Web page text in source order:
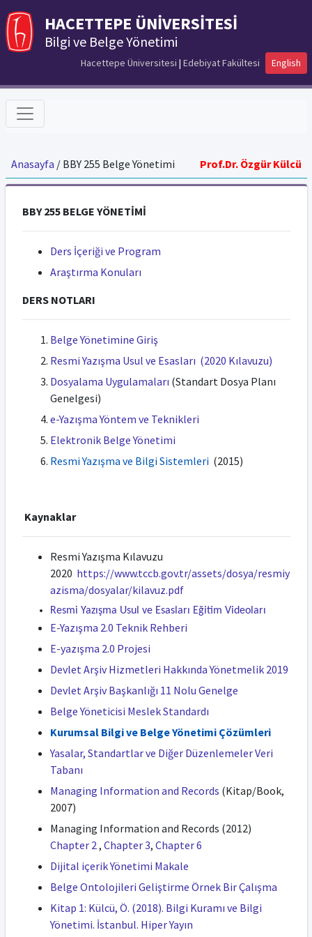
HACETTEPE ÜNİVERSİTESİ
Bilgi ve Belge Yönetimi
Hacettepe Üniversitesi | Edebiyat Fakültesi English
Anasayfa / BBY 255 Belge Yönetimi Prof.Dr. Özgür Külcü
BBY 255 BELGE YÖNETİMİ
Ders İçeriği ve Program
Araştırma Konuları
DERS NOTLARI
Belge Yönetimine Giriş
Resmi Yazışma Usul ve Esasları (2020 Kılavuzu)
Dosyalama Uygulamaları (Standart Dosya Planı
Genelgesi)
e-Yazışma Yöntem ve Teknikleri
Elektronik Belge Yönetimi
Resmi Yazışma ve Bilgi Sistemleri(2015)
Kaynaklar
Resmi Yazışma Kılavuzu
2020 https://www.tccb.gov.tr/assets/dosya/resmiy
azisma/dosyalar/kilavuz.pdf
Resmi Yazışma Usul ve Esasları Eğitim Videoları
E-Yazışma 2.0 Teknik Rehberi
E-yazışma 2.0 Projesi
Devlet Arşiv Hizmetleri Hakkında Yönetmelik 2019
Devlet Arşiv Başkanlığı 11 Nolu Genelge
Belge Yöneticisi Meslek Standardı
Kurumsal Bilgi ve Belge Yönetimi Çözümleri
Yasalar, Standartlar ve Diğer Düzenlemeler Veri
Tabanı
Managing Information and Records (Kitap/Book,
2007)
Managing Information and Records (2012)
Chapter 2, Chapter 3, Chapter 6
Dijital içerik Yönetimi Makale
Belge Ontolojileri Geliştirme Örnek Bir Çalışma
Kitap 1: Külcü, Ö. (2018). Bilgi Kuramı ve Bilgi
Yönetimi. İstanbul. Hiper Yayın